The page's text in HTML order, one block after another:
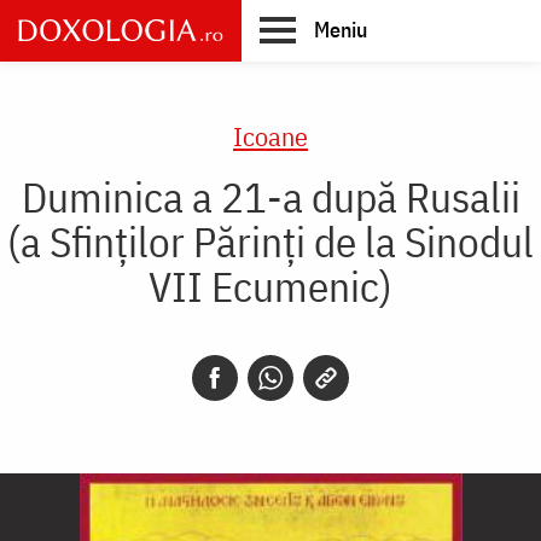
Skip
to
main
Meniu
Icoane
Duminica a 21-a după Rusalii
(a Sfinților Părinți de la Sinodul
VII Ecumenic)